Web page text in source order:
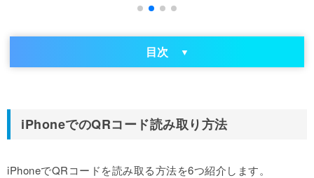
目次
iPhoneでのQRコード読み取り方法
iPhoneでQRコードを読み取る方法を6つ紹介します。